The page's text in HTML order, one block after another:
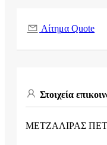
Αίτημα Quote
Στοιχεία
ΜΕΤΖΑΛΙΡΑΣ